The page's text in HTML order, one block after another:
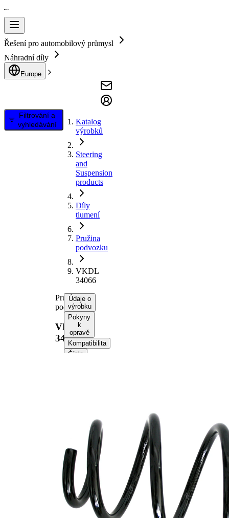
Řešení pro automobilový průmysl
Náhradní díly
Europe
Filtrování a
vyhledávání
Katalog
výrobků
Steering
and
Suspension
products
Díly
tlumení
Pružina
podvozku
VKDL
34066
Pružina
podvozku
VKDL
34066
Údaje o
výrobku
Pokyny
k
opravě
Kompatibilita
Čísla
Hmotnost
Tvar
pružiny
Šroubovitá
konstatním
průměrem
Vnější
průměr
154 mm